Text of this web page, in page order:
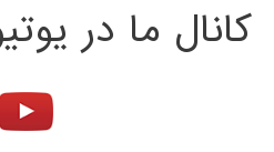
کانال ما در